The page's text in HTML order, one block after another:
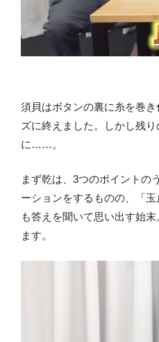
須貝はボタンの裏に糸を巻
ズに終えました。しかし残
に……。
まず乾は、3つのポイントの
ーションをするものの、「
も答えを聞いて思い出す始
ます。